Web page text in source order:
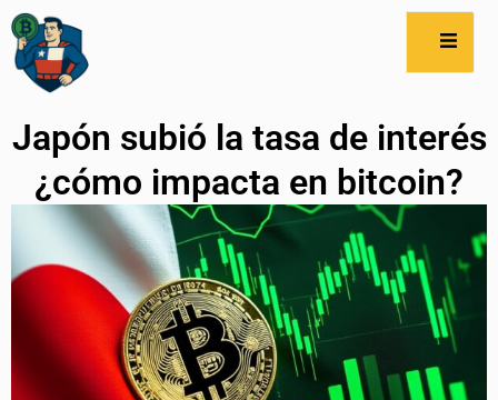
Japón subió la tasa de interés
¿cómo impacta en bitcoin?